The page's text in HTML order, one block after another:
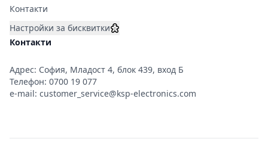
Контакти
Настройки за бисквитки
Контакти
Адрес: София, Младост 4, блок 439, вход Б
Телефон: 0700 19 077
e-mail: customer_service@ksp-electronics.com